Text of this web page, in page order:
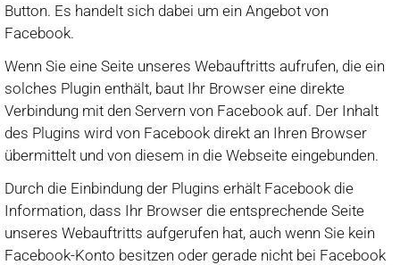
Button. Es handelt sich dabei um ein Angebot von
Facebook.
Wenn Sie eine Seite unseres Webauftritts aufrufen, die ein
solches Plugin enthält, baut Ihr Browser eine direkte
Verbindung mit den Servern von Facebook auf. Der Inhalt
des Plugins wird von Facebook direkt an Ihren Browser
übermittelt und von diesem in die Webseite eingebunden.
Durch die Einbindung der Plugins erhält Facebook die
Information, dass Ihr Browser die entsprechende Seite
unseres Webauftritts aufgerufen hat, auch wenn Sie kein
Facebook-Konto besitzen oder gerade nicht bei Facebook